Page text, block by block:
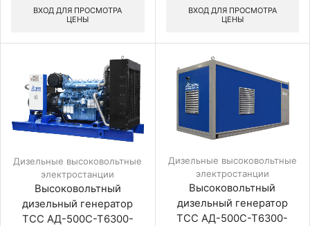
ВХОД ДЛЯ ПРОСМОТРА
ЦЕНЫ
ВХОД ДЛЯ ПРОСМОТРА
ЦЕНЫ
Дизельные высоковольтные
электростанции
Высоковольтный
дизельный генератор
ТСС АД-500С-Т6300-
Дизельные высоковольтные
электростанции
Высоковольтный
дизельный генератор
ТСС АД-500С-Т6300-